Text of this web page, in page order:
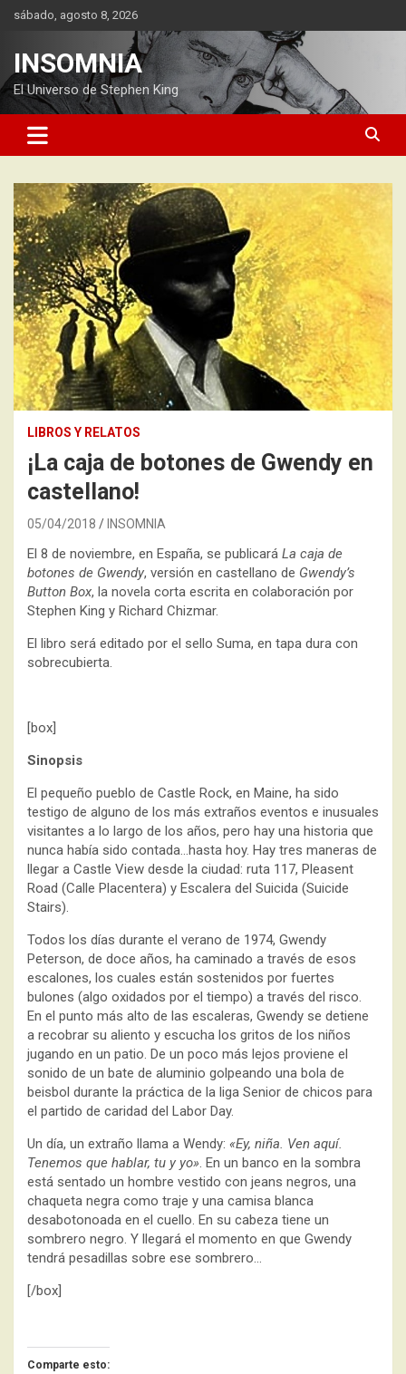
Saltarsábado, agosto 8, 2026
INSOMNIA
El Universo de Stephen King
LIBROS Y RELATOS
¡La caja de botones de Gwendy en
castellano!
05/04/2018 INSOMNIA
El 8 de noviembre, en España, se publicará La caja de
botones de Gwendy, versión en castellano de Gwendy’s
Button Box, la novela corta escrita en colaboración por
Stephen King y Richard Chizmar.
El libro será editado por el sello Suma, en tapa dura con
sobrecubierta.
[box]
Sinopsis
El pequeño pueblo de Castle Rock, en Maine, ha sido
testigo de alguno de los más extraños eventos e inusuales
visitantes a lo largo de los años, pero hay una historia que
nunca había sido contada…hasta hoy. Hay tres maneras de
llegar a Castle View desde la ciudad: ruta 117, Pleasent
Road (Calle Placentera) y Escalera del Suicida (Suicide
Stairs).
Todos los días durante el verano de 1974, Gwendy
Peterson, de doce años, ha caminado a través de esos
escalones, los cuales están sostenidos por fuertes
bulones (algo oxidados por el tiempo) a través del risco.
En el punto más alto de las escaleras, Gwendy se detiene
a recobrar su aliento y escucha los gritos de los niños
jugando en un patio. De un poco más lejos proviene el
sonido de un bate de aluminio golpeando una bola de
beisbol durante la práctica de la liga Senior de chicos para
el partido de caridad del Labor Day.
Un día, un extraño llama a Wendy: «Ey, niña. Ven aquí.
Tenemos que hablar, tu y yo». En un banco en la sombra
está sentado un hombre vestido con jeans negros, una
chaqueta negra como traje y una camisa blanca
desabotonoada en el cuello. En su cabeza tiene un
sombrero negro. Y llegará el momento en que Gwendy
tendrá pesadillas sobre ese sombrero…
[/box]
Comparte esto: